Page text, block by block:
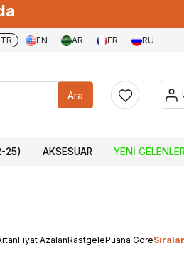
TR EN AR FR RU
Ara
25) AKSESUAR YENI
Fiyat AzalanRastgelePuana Göre